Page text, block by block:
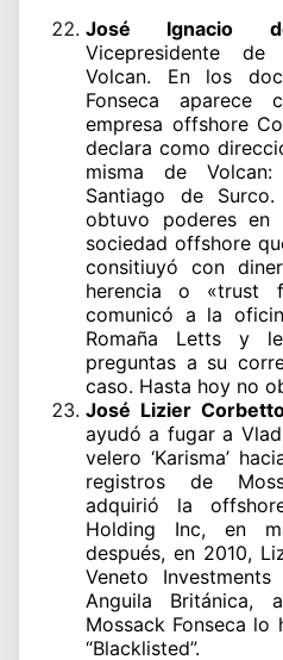
José Ignacio
Vicepresidente
Volcan. En los
Fonseca
empresa offshore
declara como
misma de
Santiago de
obtuvo poderes en
sociedad offshore
consitiuyó con
herencia o «trust
comunicó a la
Romaña Letts y
preguntas a su
caso. Hasta hoy no
José Lizier
ayudó a fugar a
velero ‘Karisma’
registros de
adquirió la
Holding Inc, en
después, en 2010,
Veneto
Anguila Británica,
Mossack Fonseca lo
“Blacklisted”.